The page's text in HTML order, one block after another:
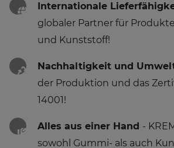
Internationale
globaler Partner für
und Kunststoff!
Nachhaltigkeit und
der Produktion und das
14001!
Alles aus einer Hand -
sowohl Gummi- als auch